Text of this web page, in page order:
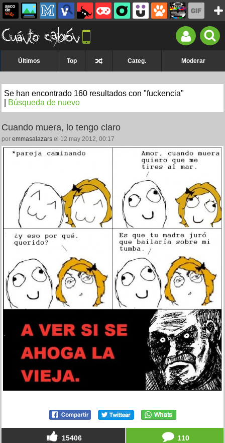
Últimos Top Categ. Moderar
Se han encontrado 160 resultados con "fuckencia"
Búsqueda de nuevo
Cuando muera, lo tengo claro
por emmasalazars el 12 may 2012, 00:17
15406 110